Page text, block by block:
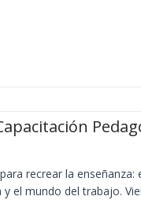
recrear la enseñanza:
el mundo del trabajo.